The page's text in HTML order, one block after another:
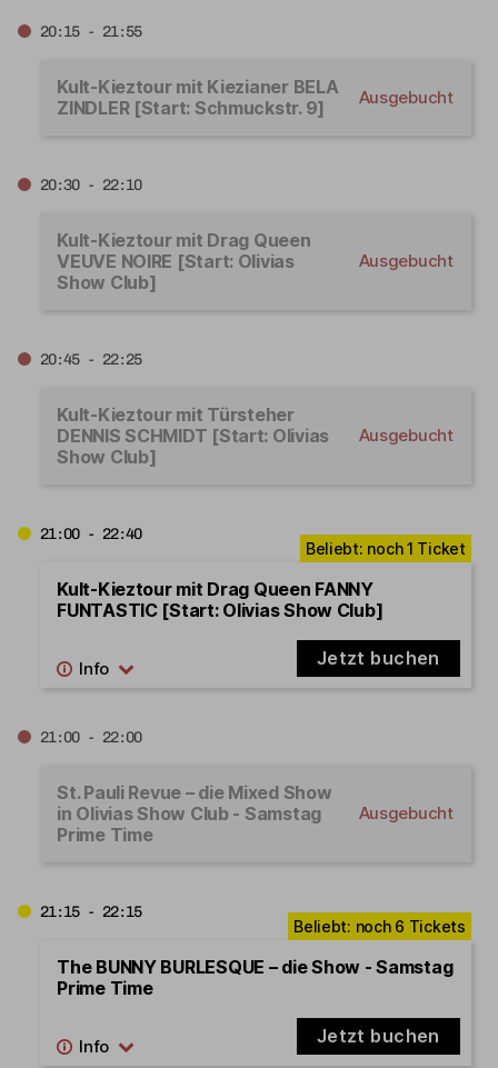
20:15 - 21:55
Kult-Kieztour mit Kiezianer BELA
ZINDLER [Start: Schmuckstr. 9]
Ausgebucht
20:30 - 22:10
Kult-Kieztour mit Drag Queen
VEUVE NOIRE [Start: Olivias
Show Club]
Ausgebucht
20:45 - 22:25
Kult-Kieztour mit Türsteher
DENNIS SCHMIDT [Start: Olivias
Show Club]
Ausgebucht
21:00 - 22:40
Kult-Kieztour mit Drag Queen FANNY
FUNTASTIC [Start: Olivias Show Club]
Jetzt buchen
21:00 - 22:00
St. Pauli Revue – die Mixed Show
in Olivias Show Club - Samstag
Prime Time
Ausgebucht
21:15 - 22:15
The BUNNY BURLESQUE – die Show - Samstag
Prime Time
Jetzt buchen